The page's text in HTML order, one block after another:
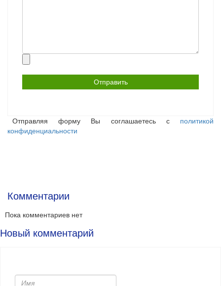
Отправляя форму Вы соглашаетесь с политикой
конфиденциальности
Комментарии
Пока комментариев нет
Новый комментарий
Имя